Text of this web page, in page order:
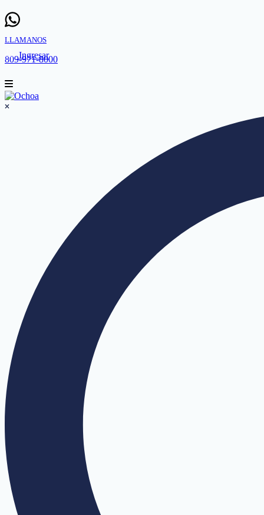
LLAMANOS
809-971-8000
Ingresar